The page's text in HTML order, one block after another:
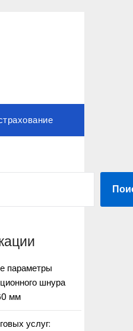
параметры
шнура
мм
услуг: